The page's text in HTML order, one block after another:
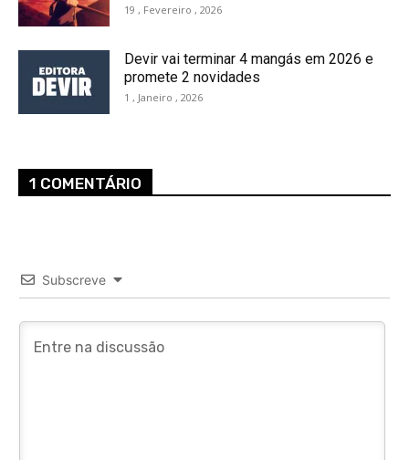
19 , Fevereiro , 2026
Devir vai terminar 4 mangás em 2026 e
promete 2 novidades
1 , Janeiro , 2026
1 COMENTÁRIO
Subscreve